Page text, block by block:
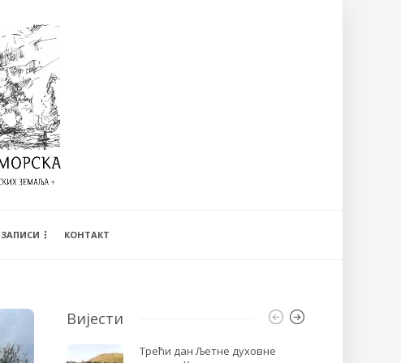
ЗАПИСИ КОНТАКТ
Вијести
Трећи дан Љетне духовне